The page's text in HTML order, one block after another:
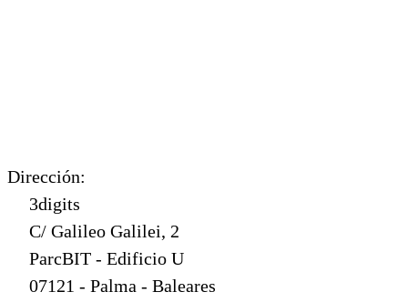
Dirección:
3digits
C/ Galileo Galilei, 2
ParcBIT - Edificio U
07121 - Palma - Baleares